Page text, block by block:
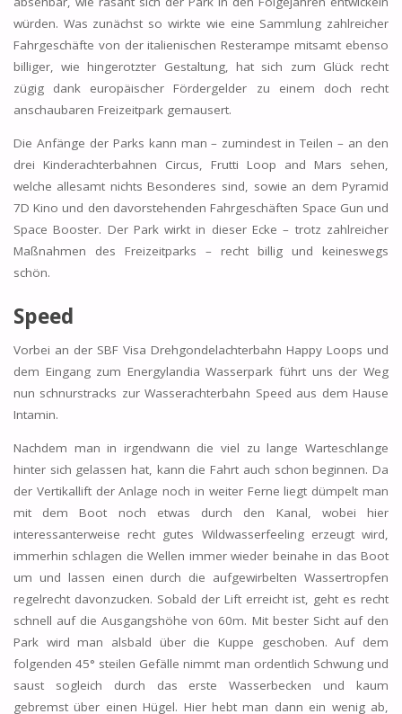
würden. Was zunächst so wirkte wie eine Sammlung zahlreicher
Fahrgeschäfte von der italienischen Resterampe mitsamt ebenso
billiger, wie hingerotzter Gestaltung, hat sich zum Glück recht
zügig dank europäischer Fördergelder zu einem doch recht
anschaubaren Freizeitpark gemausert.
Die Anfänge der Parks kann man – zumindest in Teilen – an den
drei Kinderachterbahnen Circus, Frutti Loop and Mars sehen,
welche allesamt nichts Besonderes sind, sowie an dem Pyramid
7D Kino und den davorstehenden Fahrgeschäften Space Gun und
Space Booster. Der Park wirkt in dieser Ecke – trotz zahlreicher
Maßnahmen des Freizeitparks – recht billig und keineswegs
schön.
Speed
Vorbei an der SBF Visa Drehgondelachterbahn Happy Loops und
dem Eingang zum Energylandia Wasserpark führt uns der Weg
nun schnurstracks zur Wasserachterbahn Speed aus dem Hause
Intamin.
Nachdem man in irgendwann die viel zu lange Warteschlange
hinter sich gelassen hat, kann die Fahrt auch schon beginnen. Da
der Vertikallift der Anlage noch in weiter Ferne liegt dümpelt man
mit dem Boot noch etwas durch den Kanal, wobei hier
interessanterweise recht gutes Wildwasserfeeling erzeugt wird,
immerhin schlagen die Wellen immer wieder beinahe in das Boot
um und lassen einen durch die aufgewirbelten Wassertropfen
regelrecht davonzucken. Sobald der Lift erreicht ist, geht es recht
schnell auf die Ausgangshöhe von 60m. Mit bester Sicht auf den
Park wird man alsbald über die Kuppe geschoben. Auf dem
folgenden 45° steilen Gefälle nimmt man ordentlich Schwung und
saust sogleich durch das erste Wasserbecken und kaum
gebremst über einen Hügel. Hier hebt man dann ein wenig ab,